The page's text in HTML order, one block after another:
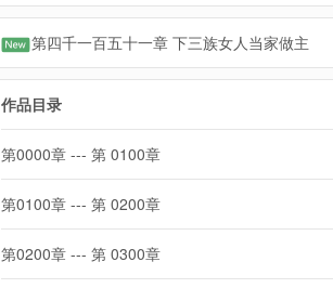
第四千一百五十一章 下三族女人当家做主
作品目录
第0000章 --- 第 0100章
第0100章 --- 第 0200章
第0200章 --- 第 0300章